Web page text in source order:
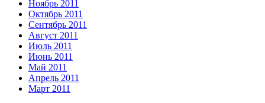
Ноябрь 2011
Октябрь 2011
Сентябрь 2011
Август 2011
Июль 2011
Июнь 2011
Май 2011
Апрель 2011
Март 2011